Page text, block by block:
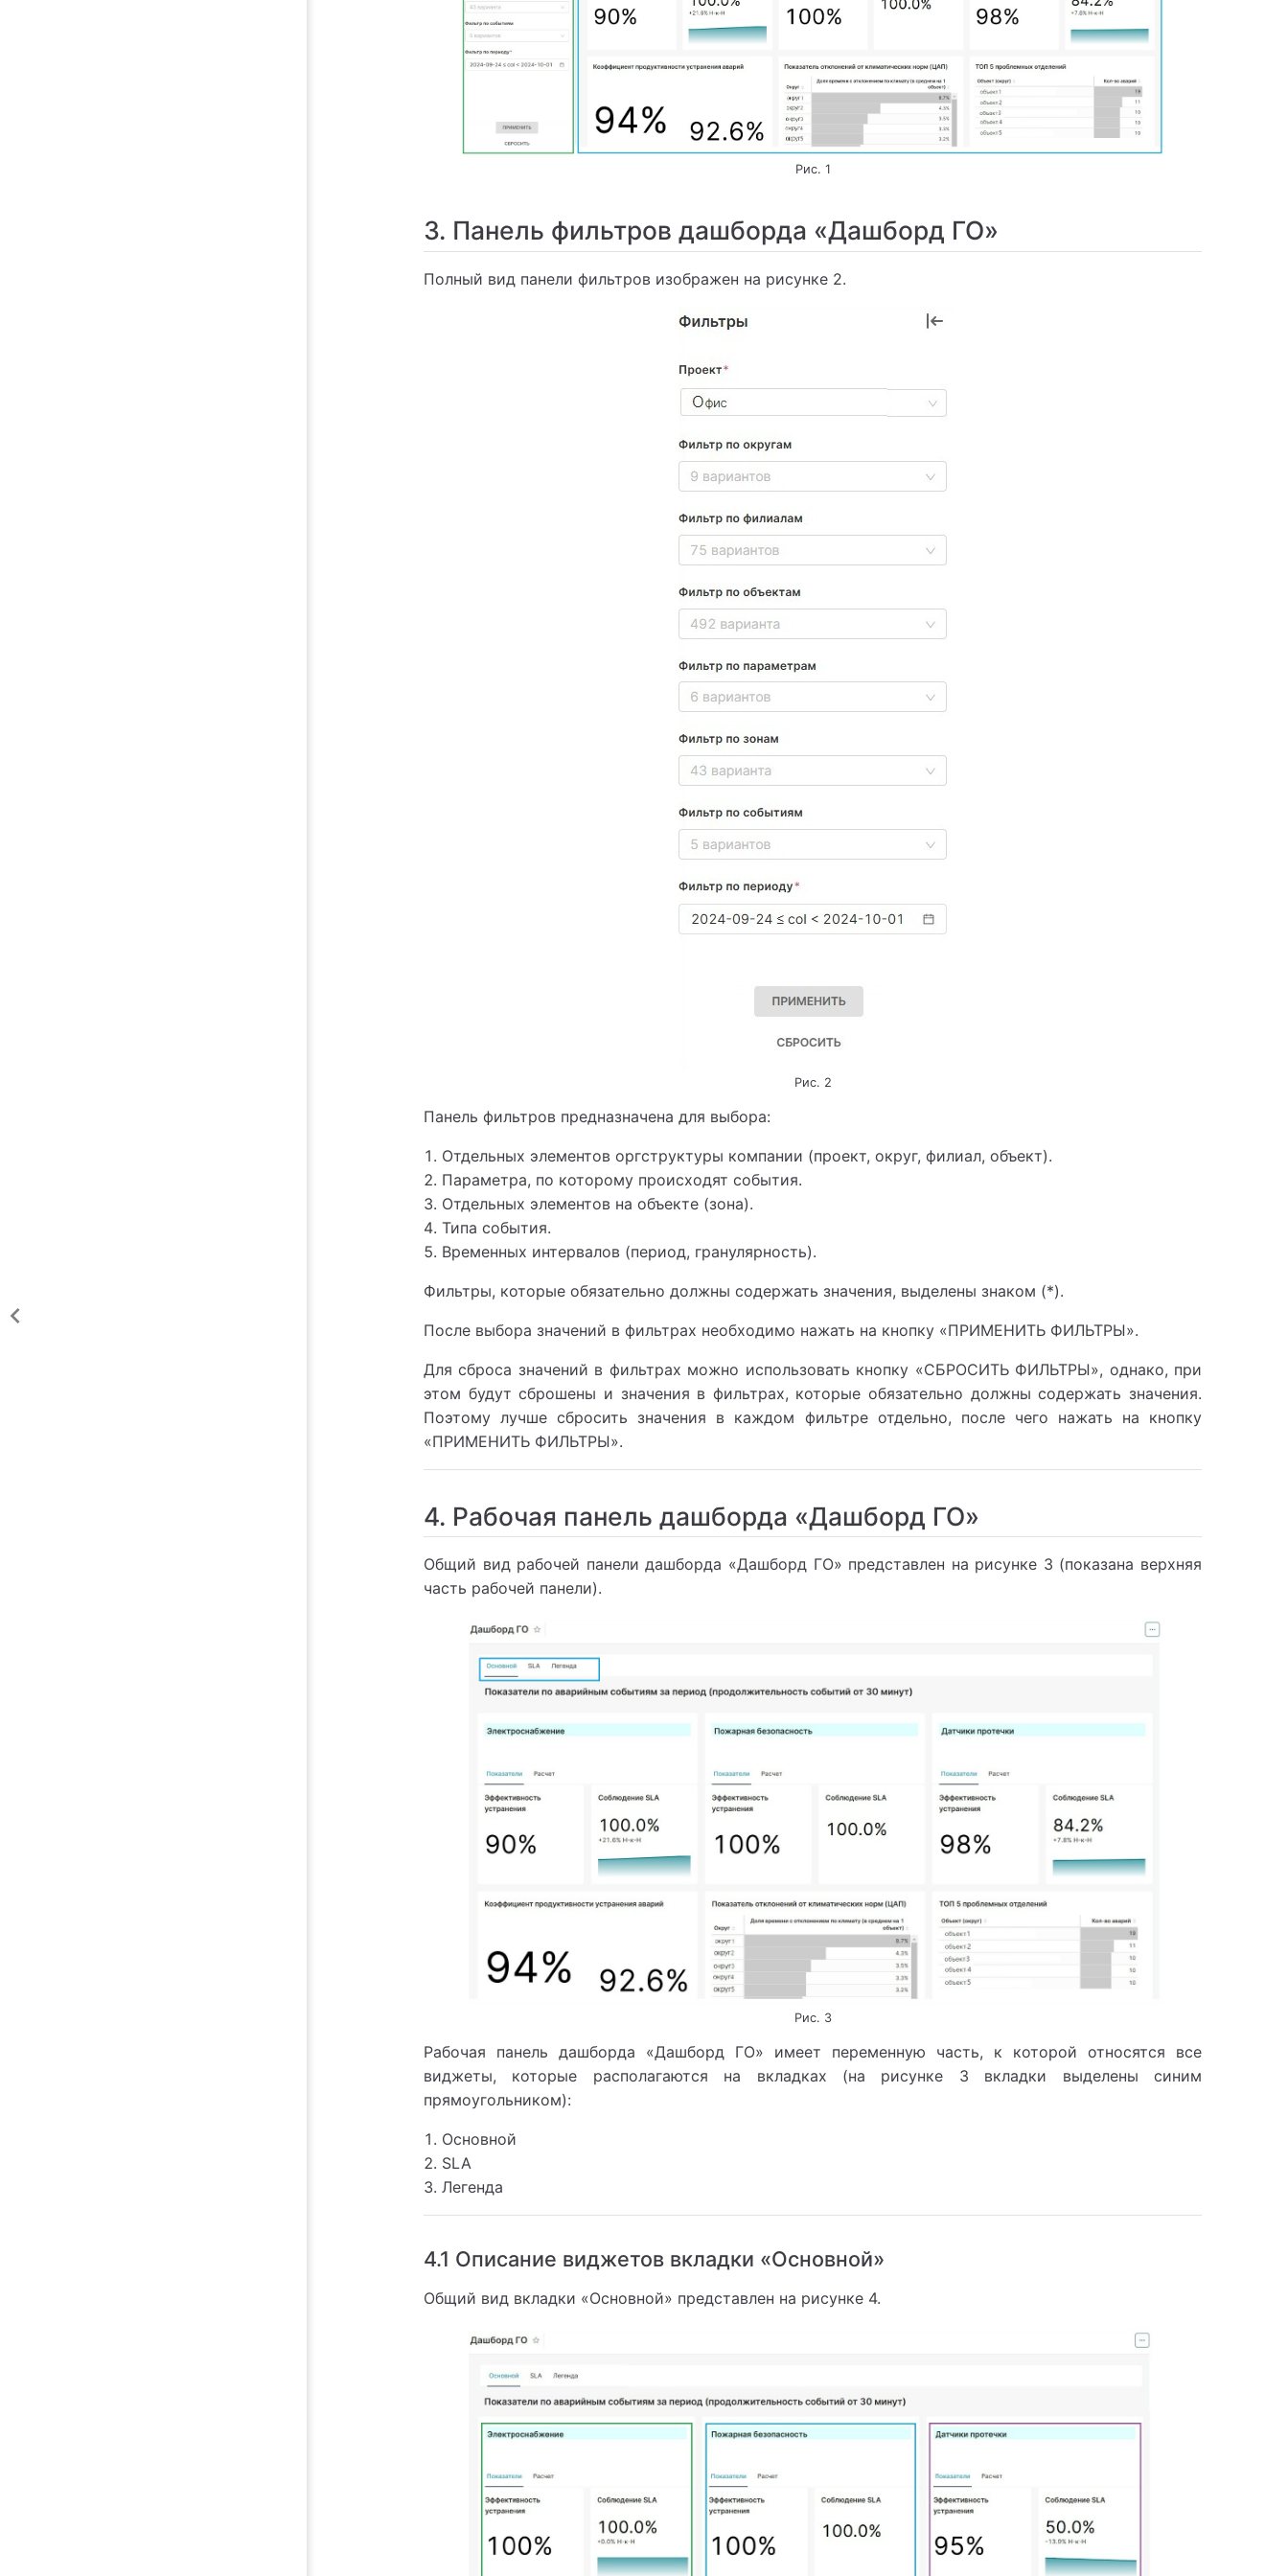
Рис. 1
3. Панель фильтров дашборда «Дашборд ГО»
Полный вид панели фильтров изображен на рисунке 2.
Рис. 2
Панель фильтров предназначена для выбора:
Отдельных элементов оргструктуры компании (проект, округ, филиал, объект).
Параметра, по которому происходят события.
Отдельных элементов на объекте (зона).
Типа события.
Временных интервалов (период, гранулярность).
Фильтры, которые обязательно должны содержать значения, выделены знаком (*).
После выбора значений в фильтрах необходимо нажать на кнопку «ПРИМЕНИТЬ ФИЛЬТРЫ».
Для сброса значений в фильтрах можно использовать кнопку «СБРОСИТЬ ФИЛЬТРЫ», однако, при
этом будут сброшены и значения в фильтрах, которые обязательно должны содержать значения.
Поэтому лучше сбросить значения в каждом фильтре отдельно, после чего нажать на кнопку
«ПРИМЕНИТЬ ФИЛЬТРЫ».
4. Рабочая панель дашборда «Дашборд ГО»
Общий вид рабочей панели дашборда «Дашборд ГО» представлен на рисунке 3 (показана верхняя
часть рабочей панели).
Рис. 3
Рабочая панель дашборда «Дашборд ГО» имеет переменную часть, к которой относятся все
виджеты, которые располагаются на вкладках (на рисунке 3 вкладки выделены синим
прямоугольником):
Основной
SLA
Легенда
4.1 Описание виджетов вкладки «Основной»
Общий вид вкладки «Основной» представлен на рисунке 4.